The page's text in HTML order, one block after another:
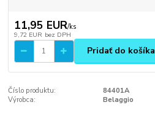
11,95 EUR/ks
9,72 EUR bez DPH
Pridať do košíka
Číslo produktu:
84401A
Výrobca:
Belaggio